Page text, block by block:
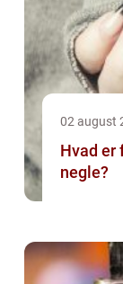
02 august
Hvad er
negle?